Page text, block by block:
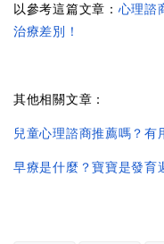
以參考這篇文章： 心理諮
治療差別！
其他相關文章：
兒童心理諮商推薦嗎？有
早療是什麼？寶寶是發育